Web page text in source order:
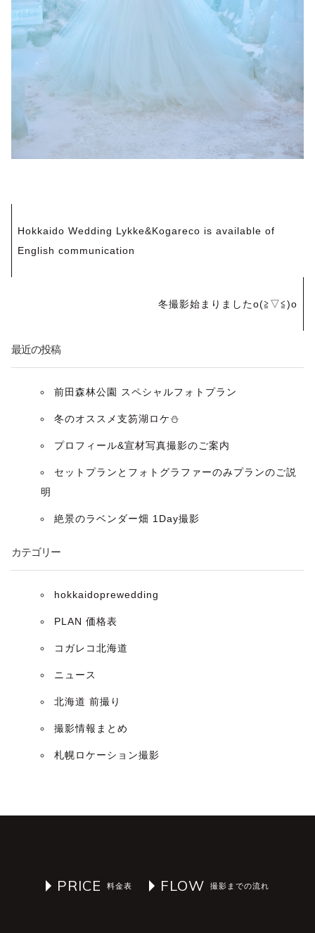
投
稿
ナ
ゲ
ー
Hokkaido Wedding Lykke&Kogareco is available of
English communication
冬撮影始まりましたo(≧▽≦)o
最近の投稿
前田森林公園 スペシャルフォトプラン
冬のオススメ支笏湖ロケ⛄️
プロフィール&宣材写真撮影のご案内
セットプランとフォトグラファーのみプランのご説
明
絶景のラベンダー畑 1Day撮影
カテゴリー
hokkaidoprewedding
PLAN 価格表
コガレコ北海道
ニュース
北海道 前撮り
撮影情報まとめ
札幌ロケーション撮影
PRICE FLOW